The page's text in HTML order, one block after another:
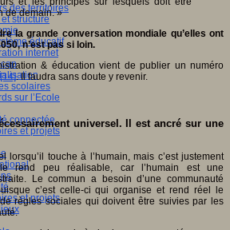
des territoires
structure
éducatif
internet
scolaires
sur l’Ecole
connectée
et projets
et projets
de demain. »
la grande conversation mondiale qu’elles ont
n’est pas si loin.
& éducation vient de publier un numéro
[14]. Il faudra sans doute y revenir.
universel. Il est ancré sur une
lorsqu’il touche à l’humain, mais c’est justement
rend peu réalisable, car l’humain est une
Le commun a besoin d’une communauté
c’est celle-ci qui organise et rend réel le
règles sociales qui doivent être suivies par les